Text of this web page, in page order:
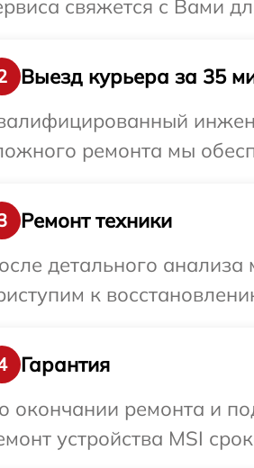
свяжется с Вами
Выезд курьера за 35
ремонта мы
Ремонт техники
детального
к
Гарантия
окончании ремонта и
устройства MSI